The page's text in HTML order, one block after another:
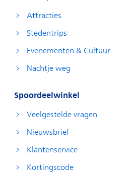
Attracties
Stedentrips
Evenementen & Cultuur
Nachtje weg
Spoordeelwinkel
Veelgestelde vragen
Nieuwsbrief
Klantenservice
Kortingscode